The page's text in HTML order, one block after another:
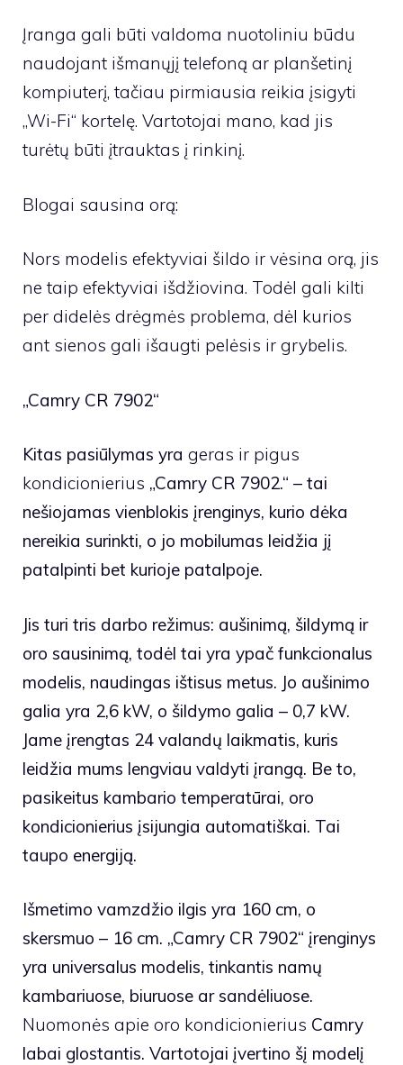
Įranga gali būti valdoma nuotoliniu būdu
naudojant išmanųjį telefoną ar planšetinį
kompiuterį, tačiau pirmiausia reikia įsigyti
„Wi-Fi“ kortelę. Vartotojai mano, kad jis
turėtų būti įtrauktas į rinkinį.
Blogai sausina orą:
Nors modelis efektyviai šildo ir vėsina orą, jis
ne taip efektyviai išdžiovina. Todėl gali kilti
per didelės drėgmės problema, dėl kurios
ant sienos gali išaugti pelėsis ir grybelis.
„Camry CR 7902“
Kitas pasiūlymas yra geras ir pigus
kondicionierius „Camry CR 7902.“ – tai
nešiojamas vienblokis įrenginys, kurio dėka
nereikia surinkti, o jo mobilumas leidžia jį
patalpinti bet kurioje patalpoje.
Jis turi tris darbo režimus: aušinimą, šildymą ir
oro sausinimą, todėl tai yra ypač funkcionalus
modelis, naudingas ištisus metus. Jo aušinimo
galia yra 2,6 kW, o šildymo galia – 0,7 kW.
Jame įrengtas 24 valandų laikmatis, kuris
leidžia mums lengviau valdyti įrangą. Be to,
pasikeitus kambario temperatūrai, oro
kondicionierius įsijungia automatiškai. Tai
taupo energiją.
Išmetimo vamzdžio ilgis yra 160 cm, o
skersmuo – 16 cm. „Camry CR 7902“ įrenginys
yra universalus modelis, tinkantis namų
kambariuose, biuruose ar sandėliuose.
Nuomonės apie oro kondicionierius Camry
labai glostantis. Vartotojai įvertino šį modelį